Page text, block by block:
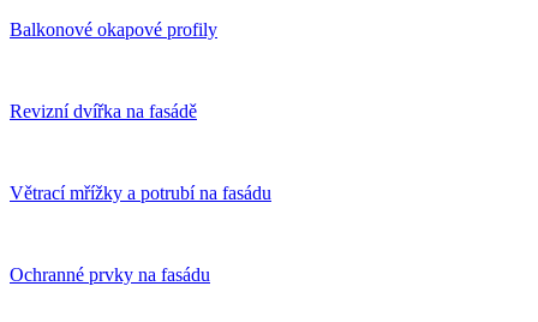
Balkonové okapové profily
Revizní dvířka na fasádě
Větrací mřížky a potrubí na fasádu
Ochranné prvky na fasádu